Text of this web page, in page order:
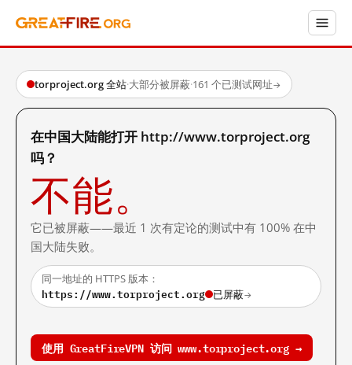
torproject.org 全站·大部分被屏蔽·161 个已测试网址→
在中国大陆能打开 http://www.torproject.org
吗？
不能。
它已被屏蔽——最近 1 次有定论的测试中有 100% 在中
国大陆失败。
同一地址的 HTTPS 版本：
https://www.torproject.org 已屏蔽→
使用 GreatFireVPN 访问 www.torproject.org →